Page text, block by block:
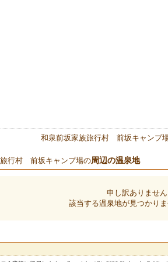
和泉前坂家族旅行村 前坂キャンプ
行村 前坂キャンプ場の周辺の温泉地
申し訳ありません
該当する温泉地が見つかりま